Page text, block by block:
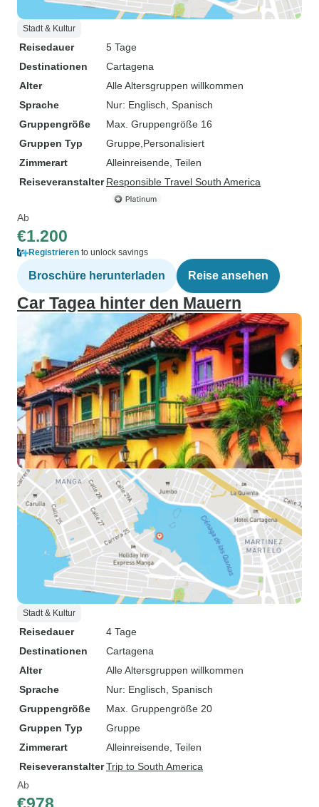
Stadt & Kultur
Reisedauer
5 Tage
Destinationen
Cartagena
Alter
Alle Altersgruppen willkommen
Sprache
Nur: Englisch, Spanisch
Gruppengröße
Max. Gruppengröße 16
Gruppen Typ
Gruppe Personalisiert
Zimmerart
Alleinreisende, Teilen
Reiseveranstalter Responsible Travel South America
Ab
€1.200
Registrieren to unlock savings
Broschüre herunterladen Reise ansehen
Car Tagea hinter den Mauern
Stadt & Kultur
Reisedauer
4 Tage
Destinationen
Cartagena
Alter
Alle Altersgruppen willkommen
Sprache
Nur: Englisch, Spanisch
Gruppengröße
Max. Gruppengröße 20
Gruppen Typ
Gruppe
Zimmerart
Alleinreisende, Teilen
ReiseveranstalterTrip to South America
Ab